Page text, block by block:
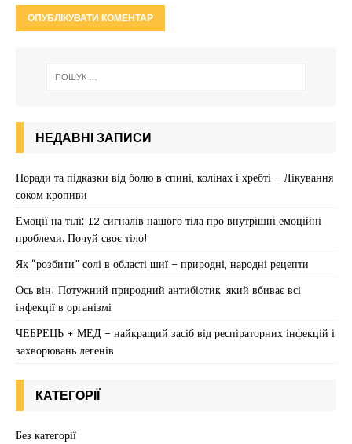
НЕДАВНІ ЗАПИСИ
Поради та підказки від болю в спині, колінах і хребті – Лікування
соком кропиви
Емоції на тілі: 12 сигналів нашого тіла про внутрішні емоційні
проблеми. Почуй своє тіло!
Як “розбити” солі в області шиї – природні, народні рецепти
Ось він! Потужний природний антибіотик, який вбиває всі
інфекції в організмі
ЧЕБРЕЦЬ + МЕД – найкращий засіб від респіраторних інфекцій і
захворювань легенів
КАТЕГОРІЇ
Без категорії